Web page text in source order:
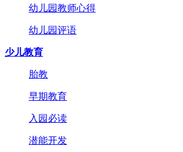
幼儿园教师心得
幼儿园评语
少儿教育
胎教
早期教育
入园必读
潜能开发